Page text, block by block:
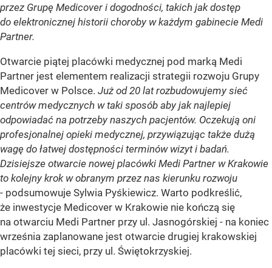
przez Grupę Medicover i dogodności, takich jak dostęp
do elektronicznej historii choroby w każdym gabinecie Medi
Partner.
Otwarcie piątej placówki medycznej pod marką Medi
Partner jest elementem realizacji strategii rozwoju Grupy
Medicover w Polsce. Już od 20 lat rozbudowujemy sieć
centrów medycznych w taki sposób aby jak najlepiej
odpowiadać na potrzeby naszych pacjentów. Oczekują oni
profesjonalnej opieki medycznej, przywiązując także dużą
wagę do łatwej dostępności terminów wizyt i badań.
Dzisiejsze otwarcie nowej placówki Medi Partner w Krakowie
to kolejny krok w obranym przez nas kierunku rozwoju
- podsumowuje Sylwia Pyśkiewicz. Warto podkreślić,
że inwestycje Medicover w Krakowie nie kończą się
na otwarciu Medi Partner przy ul. Jasnogórskiej - na koniec
września zaplanowane jest otwarcie drugiej krakowskiej
placówki tej sieci, przy ul. Świętokrzyskiej.